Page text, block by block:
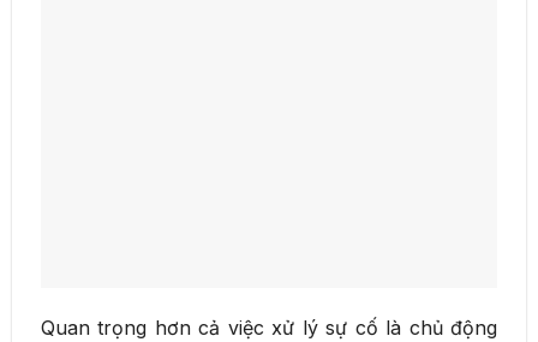
Quan trọng hơn cả việc xử lý sự cố là chủ động